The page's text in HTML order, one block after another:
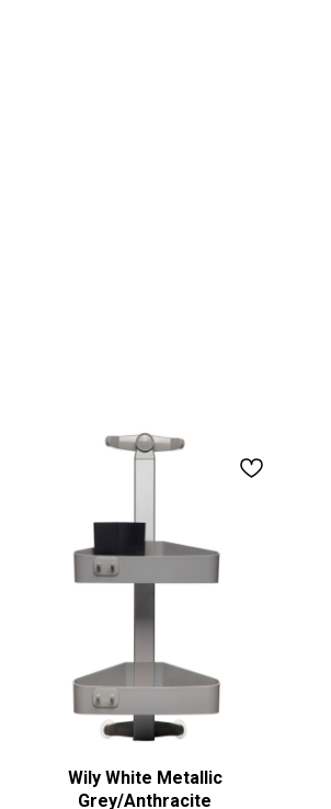
Wily White Metallic
Grey/Anthracite